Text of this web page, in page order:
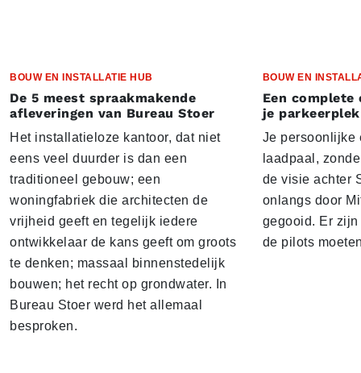
BOUW EN INSTALLATIE HUB
De 5 meest spraakmakende
afleveringen van Bureau Stoer
Het installatieloze kantoor, dat niet
eens veel duurder is dan een
traditioneel gebouw; een
woningfabriek die architecten de
vrijheid geeft en tegelijk iedere
ontwikkelaar de kans geeft om groots
te denken; massaal binnenstedelijk
bouwen; het recht op grondwater. In
Bureau Stoer werd het allemaal
besproken.
BOUW EN
Een complete
je parkeerplek
Je persoonlijke
laadpaal,
de visie achter
onlangs door
gegooid. Er
de pilots